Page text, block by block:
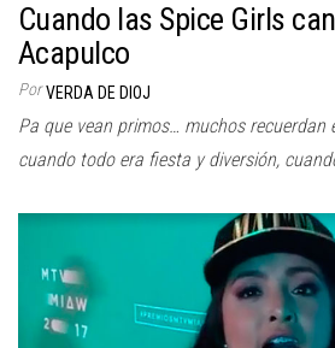
Cuando las Spice Girls
Acapulco
Por VERDA DE DIOJ
Pa que vean primos… muchos recuerdan
cuando todo era fiesta y diversión,